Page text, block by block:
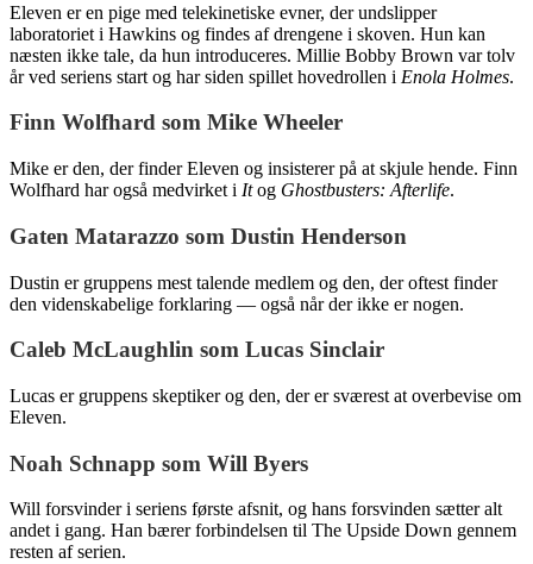
Eleven er en pige med telekinetiske evner, der undslipper
laboratoriet i Hawkins og findes af drengene i skoven. Hun kan
næsten ikke tale, da hun introduceres. Millie Bobby Brown var tolv
år ved seriens start og har siden spillet hovedrollen i Enola Holmes.
Finn Wolfhard som Mike Wheeler
Mike er den, der finder Eleven og insisterer på at skjule hende. Finn
Wolfhard har også medvirket i Itog Ghostbusters: Afterlife.
Gaten Matarazzo som Dustin Henderson
Dustin er gruppens mest talende medlem og den, der oftest finder
den videnskabelige forklaring — også når der ikke er nogen.
Caleb McLaughlin som Lucas Sinclair
Lucas er gruppens skeptiker og den, der er sværest at overbevise om
Eleven.
Noah Schnapp som Will Byers
Will forsvinder i seriens første afsnit, og hans forsvinden sætter alt
andet i gang. Han bærer forbindelsen til The Upside Down gennem
resten af serien.